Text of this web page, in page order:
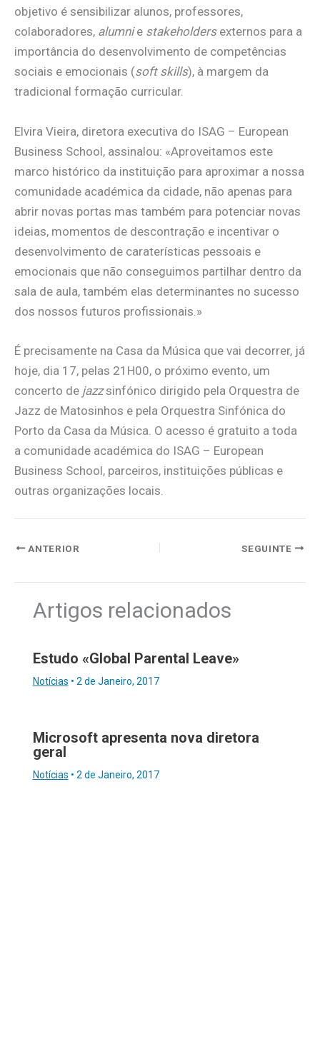
objetivo é sensibilizar alunos, professores,
colaboradores, alumnie stakeholdersexternos para a
importância do desenvolvimento de competências
sociais e emocionais (soft skills), à margem da
tradicional formação curricular.
Elvira Vieira, diretora executiva do ISAG – European
Business School, assinalou: «Aproveitamos este
marco histórico da instituição para aproximar a nossa
comunidade académica da cidade, não apenas para
abrir novas portas mas também para potenciar novas
ideias, momentos de descontração e incentivar o
desenvolvimento de caraterísticas pessoais e
emocionais que não conseguimos partilhar dentro da
sala de aula, também elas determinantes no sucesso
dos nossos futuros profissionais.»
É precisamente na Casa da Música que vai decorrer, já
hoje, dia 17, pelas 21H00, o próximo evento, um
concerto de jazzsinfónico dirigido pela Orquestra de
Jazz de Matosinhos e pela Orquestra Sinfónica do
Porto da Casa da Música. O acesso é gratuito a toda
a comunidade académica do ISAG – European
Business School, parceiros, instituições públicas e
outras organizações locais.
ANTERIOR SEGUINTE
Artigos relacionados
Estudo «Global Parental Leave»
Notícias • 2 de Janeiro, 2017
Microsoft apresenta nova diretora
geral
Notícias • 2 de Janeiro, 2017